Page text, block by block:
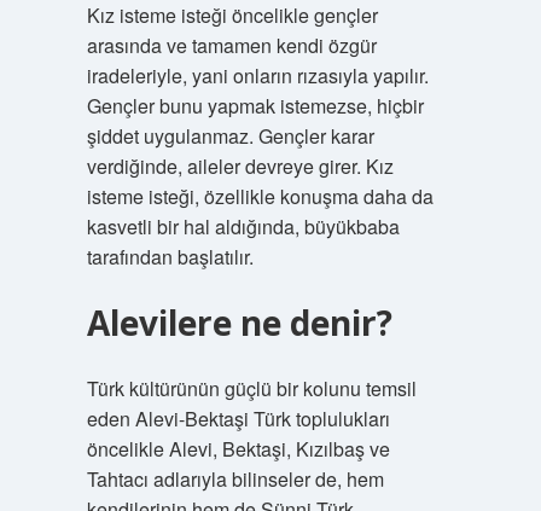
Kız isteme isteği öncelikle gençler
arasında ve tamamen kendi özgür
iradeleriyle, yani onların rızasıyla yapılır.
Gençler bunu yapmak istemezse, hiçbir
şiddet uygulanmaz. Gençler karar
verdiğinde, aileler devreye girer. Kız
isteme isteği, özellikle konuşma daha da
kasvetli bir hal aldığında, büyükbaba
tarafından başlatılır.
Alevilere ne denir?
Türk kültürünün güçlü bir kolunu temsil
eden Alevi-Bektaşi Türk toplulukları
öncelikle Alevi, Bektaşi, Kızılbaş ve
Tahtacı adlarıyla bilinseler de, hem